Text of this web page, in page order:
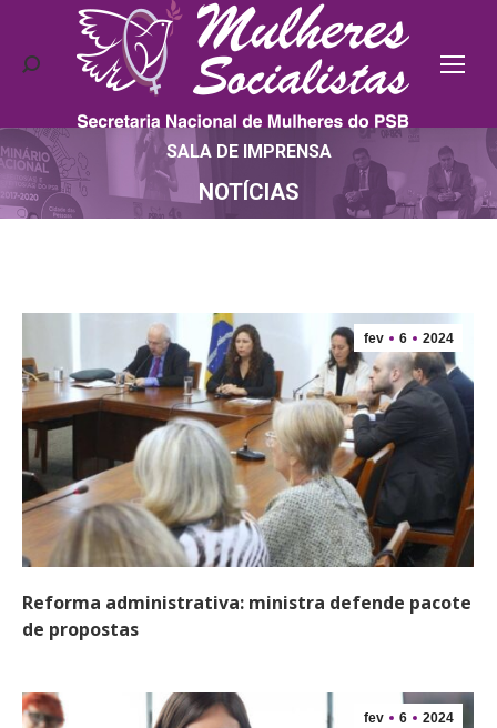
Search:
SALA DE IMPRENSA
NOTÍCIAS
Você está aqui:
fev 6 2024
Reforma administrativa: ministra defende pacote
de propostas
fev 6 2024